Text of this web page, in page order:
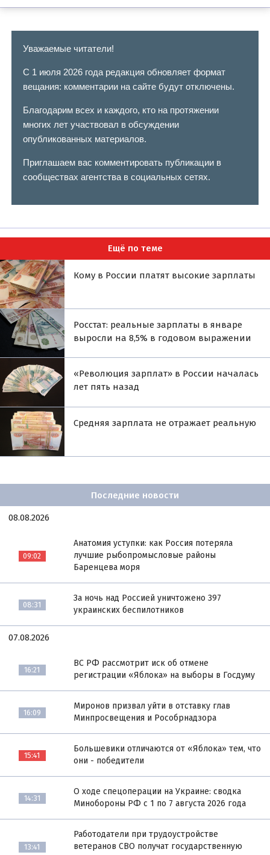
Уважаемые читатели!
С 1 июля 2026 года редакция обновляет формат
вещания: комментарии на сайте будут отключены.
Благодарим всех и каждого, кто на протяжении
многих лет участвовал в обсуждении
опубликованных материалов.
Приглашаем вас комментировать публикации в
сообществах агентства в социальных сетях.
Ещё по теме
Кому в России платят высокие зарплаты
Росстат: реальные зарплаты в январе
выросли на 8,5% в годовом выражении
«Революция зарплат» в России началась
лет пять назад
Средняя зарплата не отражает реальную
Последние новости
08.08.2026
09:02
Анатомия уступки: как Россия потеряла
лучшие рыбопромысловые районы
Баренцева моря
08:31
За ночь над Россией уничтожено 397
украинских беспилотников
07.08.2026
16:21
ВС РФ рассмотрит иск об отмене
регистрации «Яблока» на выборы в Госдуму
16:09
Миронов призвал уйти в отставку глав
Минпросвещения и Рособрнадзора
15:41
Большевики отличаются от «Яблока» тем, что
они - победители
14:31
О ходе спецоперации на Украине: сводка
Минобороны РФ с 1 по 7 августа 2026 года
13:41
Работодатели при трудоустройстве
ветеранов СВО получат государственную